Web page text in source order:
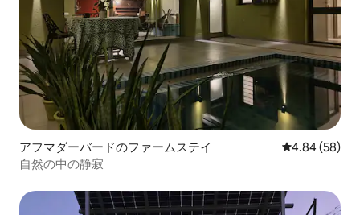
アフマダーバードのファームステイ レビュー58
4.84 (58)
自然の中の静寂